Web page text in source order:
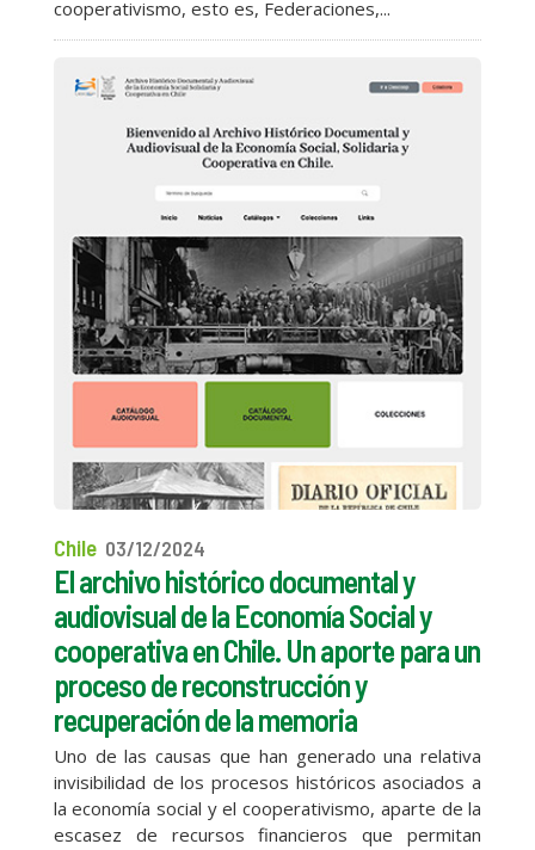
cooperativismo, esto es, Federaciones,...
Chile 03/12/2024
El archivo histórico documental y
audiovisual de la Economía Social y
cooperativa en Chile. Un aporte para un
proceso de reconstrucción y
recuperación de la memoria
Uno de las causas que han generado una relativa
invisibilidad de los procesos históricos asociados a
la economía social y el cooperativismo, aparte de la
escasez de recursos financieros que permitan